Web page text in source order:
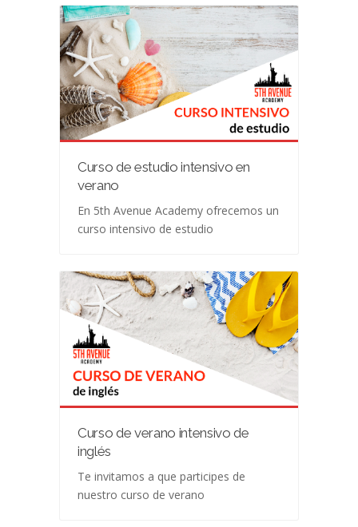
Curso de estudio intensivo en
verano
En 5th Avenue Academy ofrecemos un
curso intensivo de estudio
Curso de verano intensivo de
inglés
Te invitamos a que participes de
nuestro curso de verano